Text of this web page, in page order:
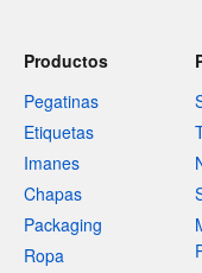
Productos
Pegatinas
Etiquetas
Imanes
Chapas
Packaging
Ropa